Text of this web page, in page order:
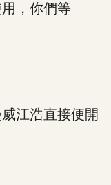
，你們等
江浩直接便開